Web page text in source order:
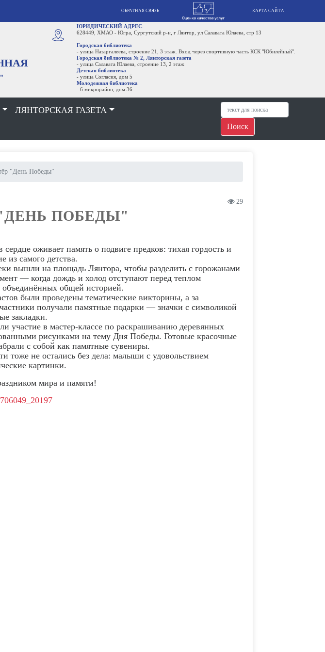
ЮРИДИЧЕСКИЙ АДРЕС:
628449, ХМАО - Югра, Сургутский р-н, г Лянтор, ул Салавата Юлаева, стр 13
Городская библиотека
- улица Назаргалеева, строение 21, 3 этаж. Вход через спортивную часть КСК "Юбилейный".
Городская библиотека № 2, Лянторская газета
- улица Салавата Юлаева, строение 13, 2 этаж
- улица Согласия, дом 5
Молодежная библиотека
- 6 микрорайон, дом 36
КАРТА САЙТА
ЛЯНТОРСКАЯ ГАЗЕТА
Поиск
"День Победы"
29
ПОБЕДЫ"
оживает память о подвиге предков: тихая гордость и
из самого детства.
вышли на площадь Лянтора, чтобы разделить с горожанами
— когда дождь и холод отступают перед теплом
объединённых общей историей.
были проведены тематические викторины, а за
получали памятные подарки — значки с символикой
закладки.
участие в мастер‑классе по раскрашиванию деревянных
рисунками на тему Дня Победы. Готовые красочные
с собой как памятные сувениры.
тоже не остались без дела: малыши с удовольствием
картинки.
мира и памяти!